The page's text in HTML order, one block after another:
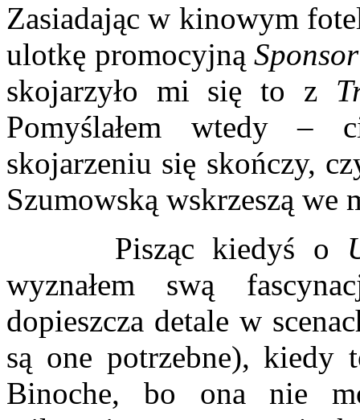
Zasiadając w kinowym
ulotkę promocyjną
skojarzyło mi się to z
Pomyślałem wtedy –
skojarzeniu się skończy,
Szumowską wskrzeszą
Pisząc kiedyś o
wyznałem swą
dopieszcza detale w
są one potrzebne), kiedy
Binoche, bo ona nie